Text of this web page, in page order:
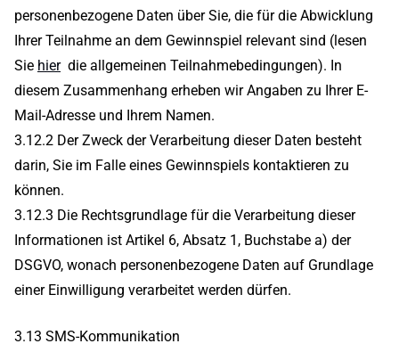
personenbezogene Daten über Sie, die für die Abwicklung
Ihrer Teilnahme an dem Gewinnspiel relevant sind (lesen
Sie hierdie allgemeinen Teilnahmebedingungen). In
diesem Zusammenhang erheben wir Angaben zu Ihrer E-
Mail-Adresse und Ihrem Namen.
3.12.2 Der Zweck der Verarbeitung dieser Daten besteht
darin, Sie im Falle eines Gewinnspiels kontaktieren zu
können.
3.12.3 Die Rechtsgrundlage für die Verarbeitung dieser
Informationen ist Artikel 6, Absatz 1, Buchstabe a) der
DSGVO, wonach personenbezogene Daten auf Grundlage
einer Einwilligung verarbeitet werden dürfen.
3.13 SMS-Kommunikation